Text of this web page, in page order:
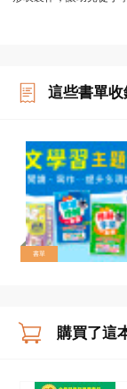
這些書單
書單
購買了這